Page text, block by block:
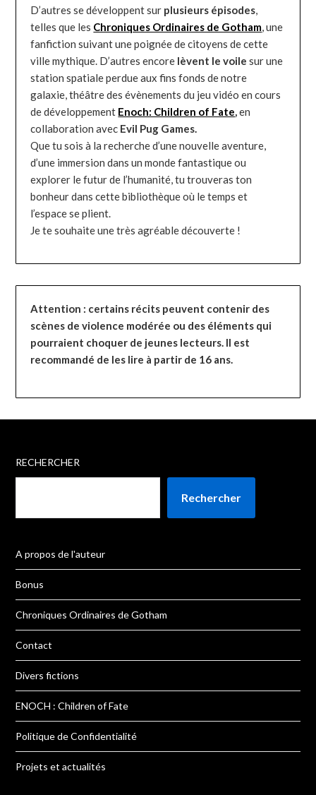
D’autres se développent sur plusieurs épisodes
telles que les Chroniques Ordinaires de Gotham , une
fanfiction suivant une poignée de citoyens de cette
ville mythique. D’autres encore lèvent le voile sur une
station spatiale perdue aux fins fonds de notre
galaxie, théâtre des évènements du jeu vidéo en cours
de développement Enoch: Children of Fate en
collaboration avec Evil Pug Games.
Que tu sois à la recherche d’une nouvelle aventure,
d’une immersion dans un monde fantastique ou
explorer le futur de l’humanité, tu trouveras ton
bonheur dans cette bibliothèque où le temps et
l’espace se plient.
Je te souhaite une très agréable découverte !
Attention : certains récits peuvent contenir des
scènes de violence modérée ou des éléments qui
pourraient choquer de jeunes lecteurs. Il est
recommandé de les lire à partir de 16 ans.
RECHERCHER
Rechercher
A propos de l'auteur
Bonus
Chroniques Ordinaires de Gotham
Contact
Divers fictions
ENOCH : Children of Fate
Politique de Confidentialité
Projets et actualités